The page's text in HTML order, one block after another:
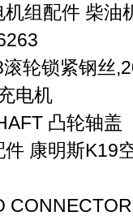
组配件 柴油
轮锁紧钢丝
电机
凸轮轴盖
康明斯K19